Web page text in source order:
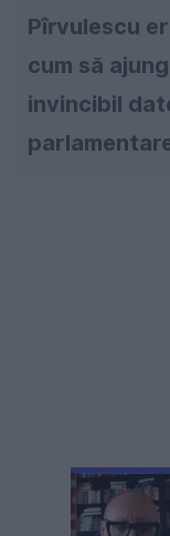
Pîrvulescu
cum să
invincibil